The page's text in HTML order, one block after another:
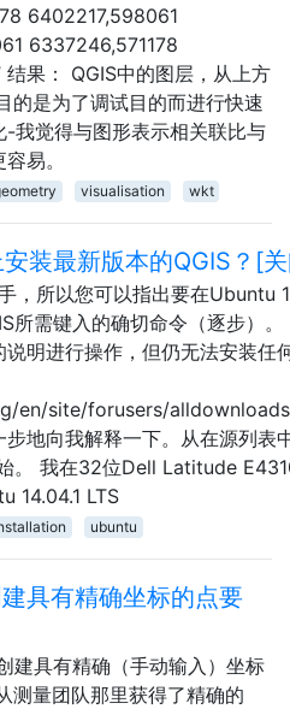
6402217,598061
6337246,571178
果： QGIS中的图层，从上方
的是为了调试目的而进行快速
-我觉得与图形表示相关联比与
易。
visualisation wkt
装最新版本的QGIS？[
，所以您可以指出要在Ubuntu
所需键入的确切命令（逐步）
说明进行操作，但仍无法安装任
en/site/forusers/
步地向我解释一下。从在源列表
。 我在32位Dell Latitude
14.04.1 LTS
ubuntu
具有精确坐标的点要
建具有精确（手动输入）坐标
测量团队那里获得了精确的